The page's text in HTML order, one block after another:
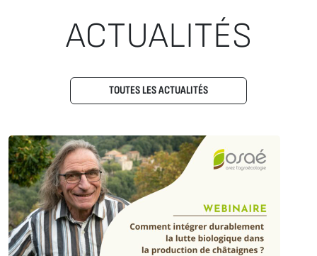
ACTUALITÉS
TOUTES LES ACTUALITÉS